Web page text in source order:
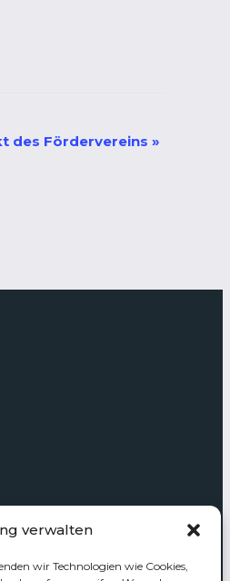
verwalten
wir Technologien wie Cookies,
des Fördervereins »